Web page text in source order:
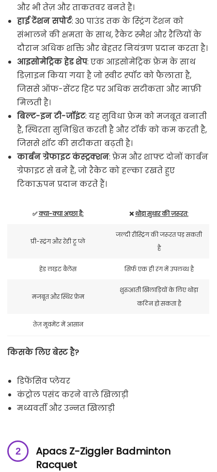
और भी तेज़ और ताकतवर बनते हैं।
हाई टेंशन सपोर्ट: 30 पाउंड तक के स्ट्रिंग टेंशन को
संभालने की क्षमता के साथ, रैकेट स्मैश और रैलियों के
दौरान अधिक शक्ति और बेहतर नियंत्रण प्रदान करता है।
आइसोमेट्रिक हेड शेप: एक आइसोमेट्रिक फ्रेम के साथ
डिज़ाइन किया गया है जो स्वीट स्पॉट को फैलाता है,
जिससे ऑफ-सेंटर हिट पर अधिक सटीकता और माफ़ी
मिलती है।
बिल्ट-इन टी-जॉइंट: यह सुविधा फ्रेम को मजबूत बनाती
है, स्थिरता सुनिश्चित करती है और टॉर्क को कम करती है,
जिससे शॉट की सटीकता बढ़ती है।
कार्बन ग्रेफाइट कंस्ट्रक्शन: फ्रेम और शाफ्ट दोनों कार्बन
ग्रेफाइट से बने हैं, जो रैकेट को हल्का रखते हुए
टिकाऊपन प्रदान करते हैं।
✅क्या-क्या अच्छा है: ❌थोड़ा सुधार की ज़रूरत:
प्री-स्ट्रंग और रेडी टू प्ले
जल्दी रीस्ट्रिंग की जरूरत पड़ सकती
है
हेड लाइट बैलेंस सिर्फ एक ही रंग में उपलब्ध है
मजबूत और स्थिर फ्रेम
शुरुआती खिलाड़ियों के लिए थोड़ा
कठिन हो सकता है
तेज़ मूवमेंट में आसान
किसके लिए बेस्ट है?
डिफेंसिव प्लेयर
कंट्रोल पसंद करने वाले खिलाड़ी
मध्यवर्ती और उन्नत खिलाड़ी
Apacs Z-Ziggler Badminton
Racquet